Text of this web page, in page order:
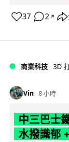
37 2 ↗
商業科技 3D
Vin 8 小時
中三巴士
水撥識郁